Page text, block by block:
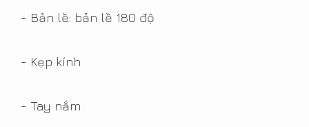
- Bản lề: bản lề 180 độ
- Kẹp kính
- Tay nắm